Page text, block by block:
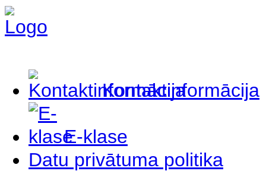
Kontaktinformācija
E-klase
Datu privātuma politika